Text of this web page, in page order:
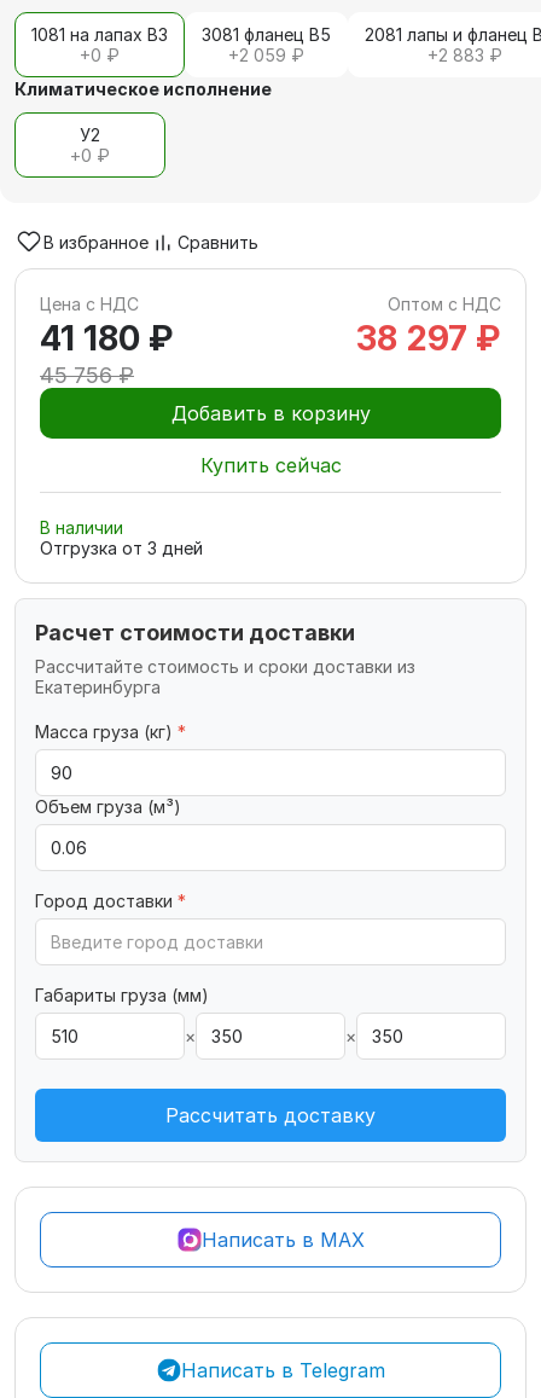
1081 на лапах В3
+0 ₽
3081 фланец В5
+2 059 ₽
2081 лапы и фланец
+2 883 ₽
Климатическое исполнение
У2
+0 ₽
В избранное Сравнить
Цена с НДС Оптом с НДС
41 180 ₽
45 756 ₽
38 297 ₽
Добавить в корзину
Купить сейчас
В наличии
Отгрузка от 3 дней
Расчет стоимости доставки
Рассчитайте стоимость и сроки доставки из
Екатеринбурга
Масса груза (кг) *
Объем груза (м³)
Город доставки *
Габариты груза (мм)
×
×
Рассчитать доставку
Написать в MAX
Написать в Telegram